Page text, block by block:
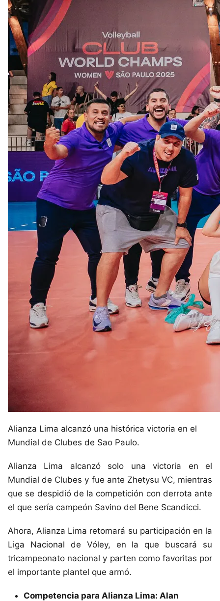
Alianza Lima alcanzó una histórica victoria en el
Mundial de Clubes de Sao Paulo.
Alianza Lima alcanzó solo una victoria en el
Mundial de Clubes y fue ante Zhetysu VC, mientras
que se despidió de la competición con derrota ante
el que sería campeón Savino del Bene Scandicci.
Ahora, Alianza Lima retomará su participación en la
Liga Nacional de Vóley, en la que buscará su
tricampeonato nacional y parten como favoritas por
el importante plantel que armó.
Competencia para Alianza Lima: Alan